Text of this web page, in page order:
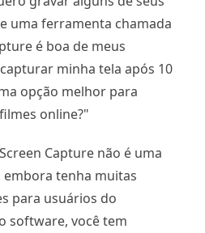
uma ferramenta chamada
é boa de meus
minha tela após 10
opção melhor para
online?"
Capture não é uma
tenha muitas
para usuários do
software, você tem